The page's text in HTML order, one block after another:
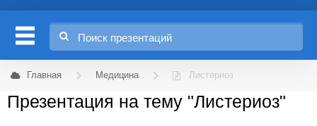
Главная Медицина Листериоз
Презентация на тему "Листериоз"